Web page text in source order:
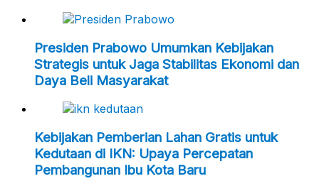
Presiden Prabowo Umumkan Kebijakan
Strategis untuk Jaga Stabilitas Ekonomi dan
Daya Beli Masyarakat
Kebijakan Pemberian Lahan Gratis untuk
Kedutaan di IKN: Upaya Percepatan
Pembangunan Ibu Kota Baru